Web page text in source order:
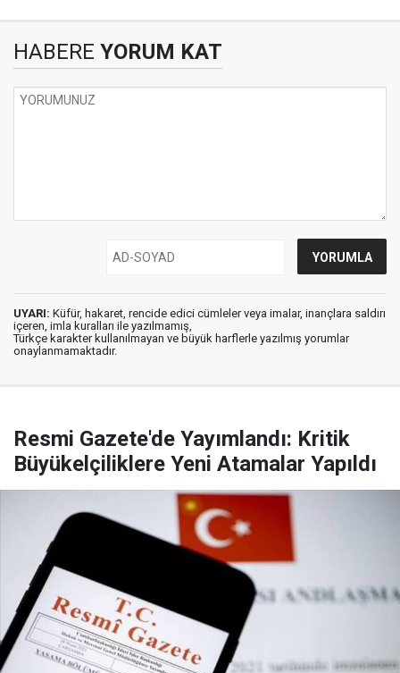
HABERE YORUM KAT
UYARI: Küfür, hakaret, rencide edici cümleler veya imalar, inançlara saldırı
içeren, imla kuralları ile yazılmamış,
Türkçe karakter kullanılmayan ve büyük harflerle yazılmış yorumlar
onaylanmamaktadır.
Resmi Gazete'de Yayımlandı: Kritik
Büyükelçiliklere Yeni Atamalar Yapıldı